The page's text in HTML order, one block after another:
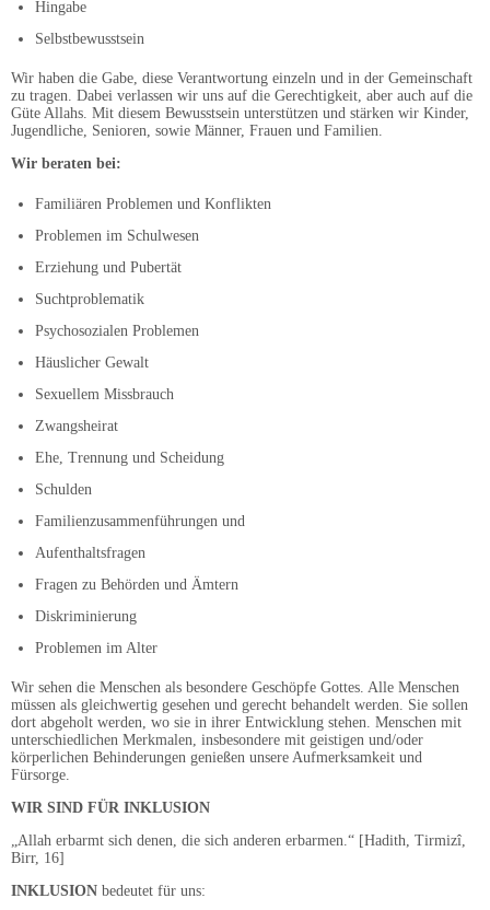
Hingabe
Selbstbewusstsein
Wir haben die Gabe, diese Verantwortung einzeln und in der Gemeinschaft
zu tragen. Dabei verlassen wir uns auf die Gerechtigkeit, aber auch auf die
Güte Allahs. Mit diesem Bewusstsein unterstützen und stärken wir Kinder,
Jugendliche, Senioren, sowie Männer, Frauen und Familien.
Wir beraten bei:
Familiären Problemen und Konflikten
Problemen im Schulwesen
Erziehung und Pubertät
Suchtproblematik
Psychosozialen Problemen
Häuslicher Gewalt
Sexuellem Missbrauch
Zwangsheirat
Ehe, Trennung und Scheidung
Schulden
Familienzusammenführungen und
Aufenthaltsfragen
Fragen zu Behörden und Ämtern
Diskriminierung
Problemen im Alter
Wir sehen die Menschen als besondere Geschöpfe Gottes. Alle Menschen
müssen als gleichwertig gesehen und gerecht behandelt werden. Sie sollen
dort abgeholt werden, wo sie in ihrer Entwicklung stehen. Menschen mit
unterschiedlichen Merkmalen, insbesondere mit geistigen und/oder
körperlichen Behinderungen genießen unsere Aufmerksamkeit und
Fürsorge.
WIR SIND FÜR INKLUSION
„Allah erbarmt sich denen, die sich anderen erbarmen.“ [Hadith, Tirmizî,
Birr, 16]
INKLUSION bedeutet für uns: